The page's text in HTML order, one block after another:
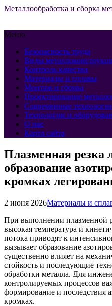
Металлообработка и сборка
Меню
Безопасность труда
Виды
Контроль качества
Материалы и сплавы
Монтаж и сборка
Проектирование
Современные
Технологии и
О нас
Карта сайта
Плазменная резка
образование
кромках
2 июня 2026Материалы и
При выполнении плазменной
высокая температура и
потока приводят к
вызывает образование
существенно влияет на
стойкость и последующие
обработки металла. Для
контролируемых процессов
формирование и последствия
кромках.